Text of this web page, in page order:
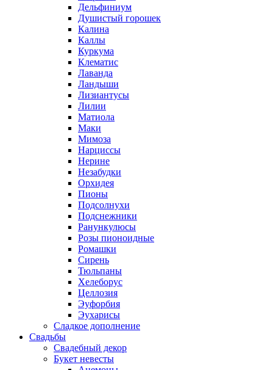
Дельфиниум
Душистый горошек
Калина
Каллы
Куркума
Клематис
Лаванда
Ландыши
Лизиантусы
Лилии
Матиола
Маки
Мимоза
Нарциссы
Нерине
Незабудки
Орхидея
Пионы
Подсолнухи
Подснежники
Ранункулюсы
Розы пионоидные
Ромашки
Сирень
Тюльпаны
Хелеборус
Целлозия
Эуфорбия
Эухарисы
Сладкое дополнение
Свадьбы
Свадебный декор
Букет невесты